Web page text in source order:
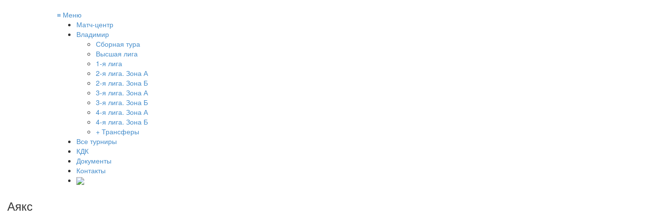
≡ Меню
Матч-центр
Владимир
Сборная тура
Высшая лига
1-я лига
2-я лига. Зона А
2-я лига. Зона Б
3-я лига. Зона А
3-я лига. Зона Б
4-я лига. Зона А
4-я лига. Зона Б
+ Трансферы
Все турниры
КДК
Документы
Контакты
Аякс